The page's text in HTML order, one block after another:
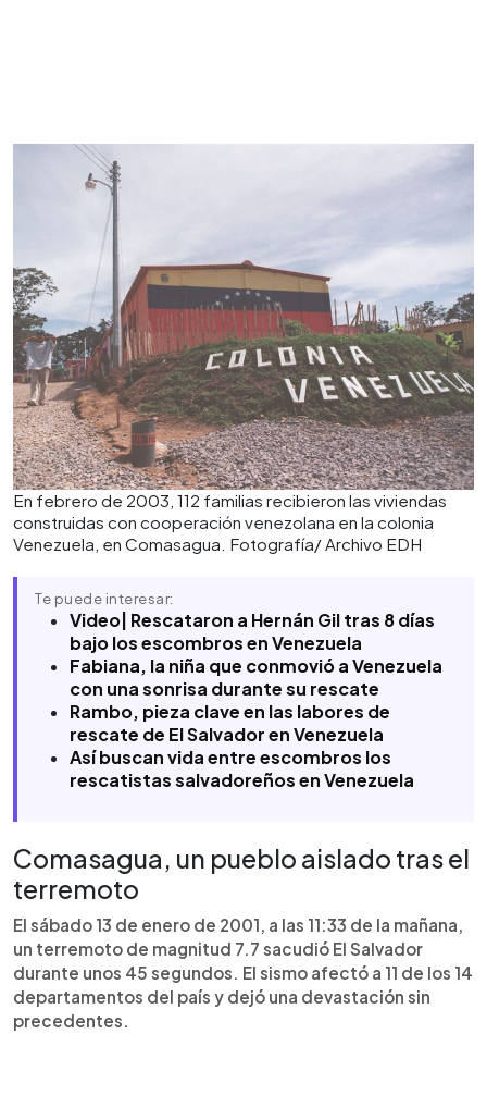
En febrero de 2003, 112 familias recibieron las viviendas
construidas con cooperación venezolana en la colonia
Venezuela, en Comasagua. Fotografía/ Archivo EDH
Te puede interesar:
Video| Rescataron a Hernán Gil tras 8 días
bajo los escombros en Venezuela
Fabiana, la niña que conmovió a Venezuela
con una sonrisa durante su rescate
Rambo, pieza clave en las labores de
rescate de El Salvador en Venezuela
Así buscan vida entre escombros los
rescatistas salvadoreños en Venezuela
Comasagua, un pueblo aislado tras el
terremoto
El sábado 13 de enero de 2001, a las 11:33 de la mañana,
un terremoto de magnitud 7.7 sacudió El Salvador
durante unos 45 segundos. El sismo afectó a 11 de los 14
departamentos del país y dejó una devastación sin
precedentes.